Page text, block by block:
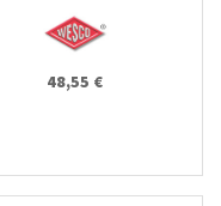
48,55 €